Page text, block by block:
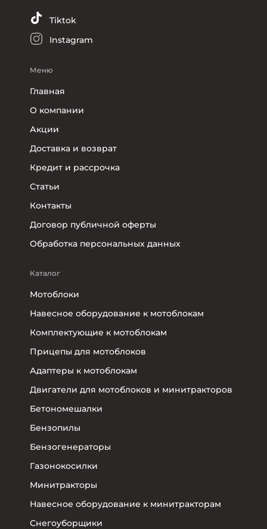
Tiktok
Instagram
Меню
Главная
О компании
Акции
Доставка и возврат
Кредит и рассрочка
Статьи
Контакты
Договор публичной оферты
Обработка персональных данных
Каталог
Мотоблоки
Навесное оборудование к мотоблокам
Комплектующие к мотоблокам
Прицепы для мотоблоков
Адаптеры к мотоблокам
Двигатели для мотоблоков и минитракторов
Бетономешалки
Бензопилы
Бензогенераторы
Газонокосилки
Минитракторы
Навесное оборудование к минитракторам
Снегоуборщики